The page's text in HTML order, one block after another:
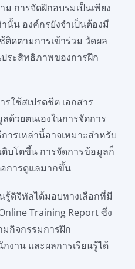
ม การจัดฝึกอบรมเป็นเพียง
นั้น องค์กรยังจำเป็นต้องมี
ติดตามการเข้าร่วม วัดผล
ระสิทธิภาพของการฝึก
ใช้สเปรดชีต เอกสาร
ด้วยตนเองในการจัดการ
รเหล่านี้อาจเหมาะสำหรับ
บโตขึ้น การจัดการข้อมูลก็
การดูแลมากขึ้น
รู้ดิจิทัลได้มอบทางเลือกที่มี
Training Report ซึ่ง
กิจกรรมการฝึก
งาน และผลการเรียนรู้ได้